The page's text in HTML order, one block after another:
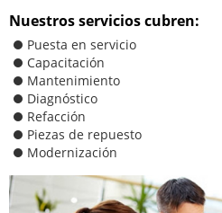
Nuestros servicios cubren:
Puesta en servicio
Capacitación
Mantenimiento
Diagnóstico
Refacción
Piezas de repuesto
Modernización